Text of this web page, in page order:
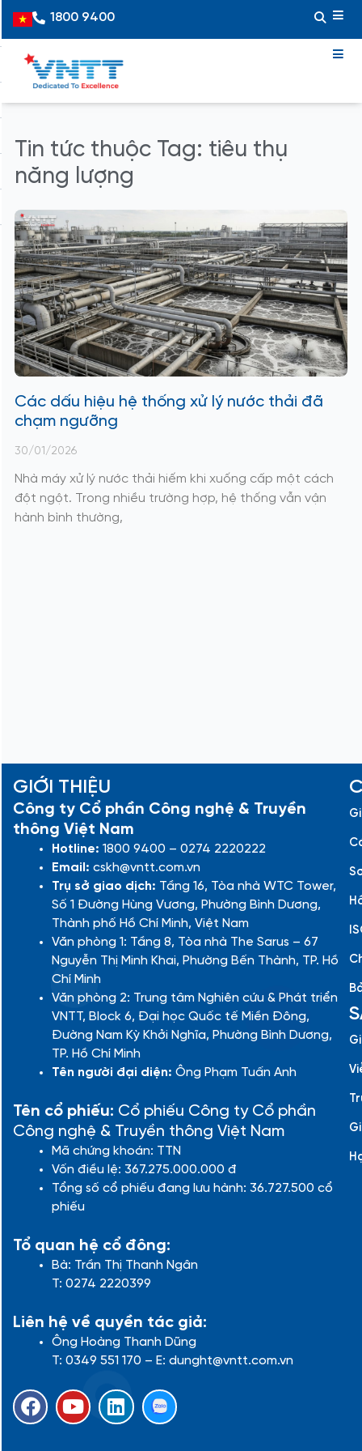
content
Vietnamese
1800 9400
Tin tức thuộc Tag: tiêu thụ
năng lượng
Các dấu hiệu hệ thống xử lý nước thải đã
chạm ngưỡng
30/01/2026
Nhà máy xử lý nước thải hiếm khi xuống cấp một cách
đột ngột. Trong nhiều trường hợp, hệ thống vẫn vận
hành bình thường,
GIỚI THIỆU
Công ty Cổ phần Công nghệ & Truyền
thông Việt Nam
Hotline: 1800 9400 – 0274 2220222
Email: cskh@vntt.com.vn
Trụ sở giao dịch: Tầng 16, Tòa nhà WTC Tower,
Số 1 Đường Hùng Vương, Phường Bình Dương,
Thành phố Hồ Chí Minh, Việt Nam
Văn phòng 1: Tầng 8, Tòa nhà The Sarus – 67
Nguyễn Thị Minh Khai, Phường Bến Thành, TP. Hồ
Chí Minh
Văn phòng 2: Trung tâm Nghiên cứu & Phát triển
VNTT, Block 6, Đại học Quốc tế Miền Đông,
Đường Nam Kỳ Khởi Nghĩa, Phường Bình Dương,
TP. Hồ Chí Minh
Tên người đại diện: Ông Phạm Tuấn Anh
Tên cổ phiếu: Cổ phiếu Công ty Cổ phần
Công nghệ & Truyền thông Việt Nam
Mã chứng khoán: TTN
Vốn điều lệ: 367.275.000.000 đ
Tổng số cổ phiếu đang lưu hành: 36.727.500 cổ
phiếu
Tổ quan hệ cổ đông:
Bà: Trần Thị Thanh Ngân
T: 0274 2220399
Liên hệ về quyền tác giả:
Ông Hoàng Thanh Dũng
T: 0349 551 170 – E: dunght@vntt.com.vn
F
a
Y
o
L
i